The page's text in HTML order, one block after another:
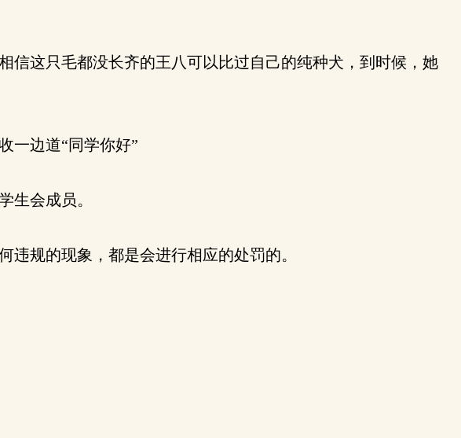
这只毛都没长齐的王八可以比过自己的纯种犬，到时候，她
一边道“同学你好”
生会成员。
规的现象，都是会进行相应的处罚的。